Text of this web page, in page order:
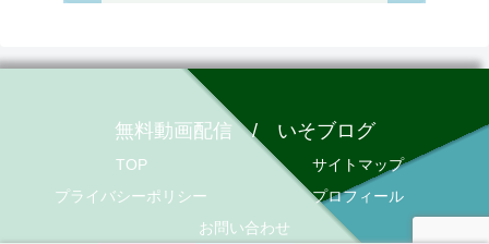
無料動画配信 / いそブログ
TOP
サイトマップ
プライバシーポリシー
プロフィール
お問い合わせ